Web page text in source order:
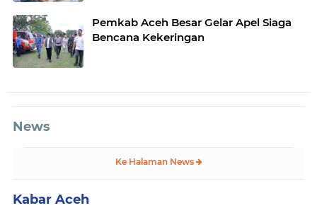
Pemkab Aceh Besar Gelar Apel Siaga
Bencana Kekeringan
News
Ke Halaman News
Kabar Aceh